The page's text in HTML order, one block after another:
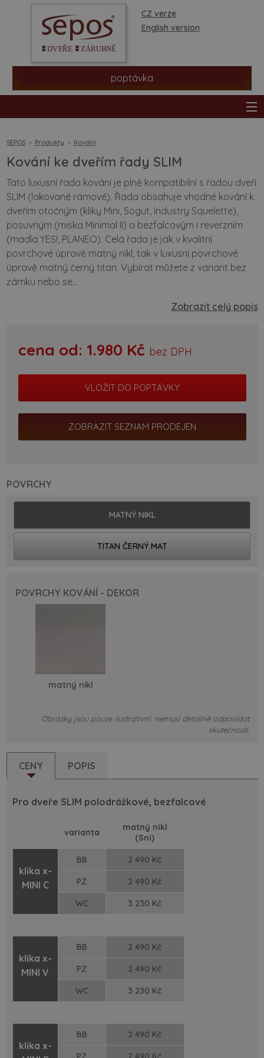
CZ verze
English version
poptávka
prodejní síť
informace a rady
SEPOS Produkty Kování
Kování ke dveřím řady SLIM
Tato luxusní řada kování je plně kompatibilní s řadou dveří
SLIM (lakované rámové). Řada obsahuje vhodné kování k
dveřím otočným (kliky Mini, Sogut, Industry Squelette),
posuvným (miska Minimal II) a bezfalcovým i reverzním
(madla YES!, PLANEO). Celá řada je jak v kvalitní
povrchové úpravě matný nikl, tak v luxusní povrchové
úpravě matný černý titan. Vybírat můžete z variant bez
zámku nebo se...
Zobrazit celý popis
cena od: 1.980 Kč bez DPH
ZOBRAZIT SEZNAM PRODEJEN
POVRCHY
MATNÝ NIKL
TITAN ČERNÝ MAT
POVRCHY KOVÁNÍ - DEKOR
matný nikl
Obrázky jsou pouze ilustrativní, nemusí detailně odpovídat
skutečnosti.
CENY POPIS
Pro dveře SLIM polodrážkové, bezfalcové
varianta
matný nikl
(Sni)
klika x-
MINI C
BB 2 490 Kč
PZ 2 490 Kč
WC 3 230 Kč
klika x-
MINI V
BB 2 490 Kč
PZ 2 490 Kč
WC 3 230 Kč
klika x-
BB 2 490 Kč